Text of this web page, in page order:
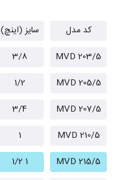
کد مدل سایز (اینچ)
MVD 203/5
3/8
MVD 205/5
1/2
MVD 207/5
3/4
MVD 210/5
1
MVD 215/5
1 1/2